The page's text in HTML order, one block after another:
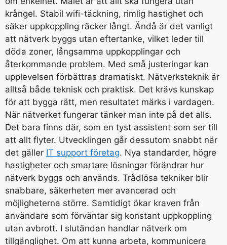
krångel. Stabil wifi-täckning, rimlig hastighet och
säker uppkoppling räcker långt. Ändå är det vanligt
att nätverk byggs utan eftertanke, vilket leder till
döda zoner, långsamma uppkopplingar och
återkommande problem. Med små justeringar kan
upplevelsen förbättras dramatiskt. Nätverksteknik är
alltså både teknisk och praktisk. Det krävs kunskap
för att bygga rätt, men resultatet märks i vardagen.
När nätverket fungerar tänker man inte på det alls.
Det bara finns där, som en tyst assistent som ser till
att allt flyter. Utvecklingen går dessutom snabbt när
det gäller IT support företag. Nya standarder, högre
hastigheter och smartare lösningar förändrar hur
nätverk byggs och används. Trådlösa tekniker blir
snabbare, säkerheten mer avancerad och
möjligheterna större. Samtidigt ökar kraven från
användare som förväntar sig konstant uppkoppling
utan avbrott. I slutändan handlar nätverk om
tillgänglighet. Om att kunna arbeta, kommunicera